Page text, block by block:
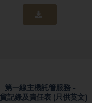
第一線主機託管服務 -
記錄及責任表 (只供英文)